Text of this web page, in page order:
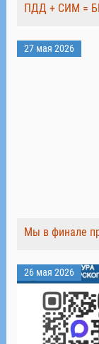
ПДД + СИМ =
27 мая 2026
Мы в финале
26 мая 2026